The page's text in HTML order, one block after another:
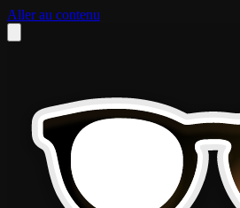
Aller au contenu